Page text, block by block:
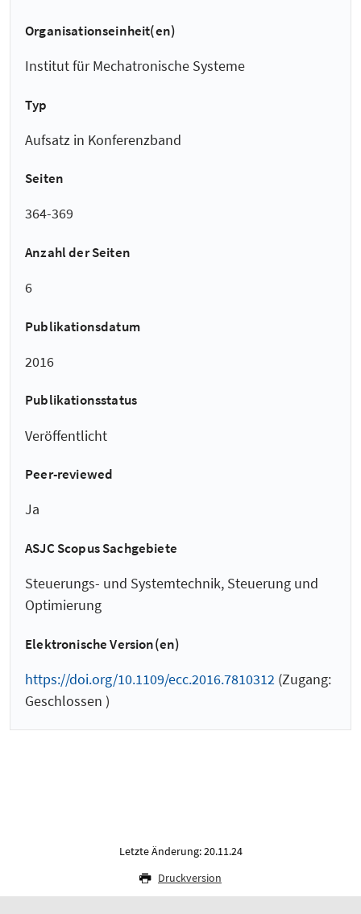
Organisationseinheit(en)
Institut für Mechatronische Systeme
Typ
Aufsatz in Konferenzband
Seiten
364-369
Anzahl der Seiten
6
Publikationsdatum
2016
Publikationsstatus
Veröffentlicht
Peer-reviewed
Ja
ASJC Scopus Sachgebiete
Steuerungs- und Systemtechnik, Steuerung und
Optimierung
Elektronische Version(en)
https://doi.org/10.1109/ecc.2016.7810312 (Zugang:
Geschlossen )
Letzte Änderung: 20.11.24
Druckversion